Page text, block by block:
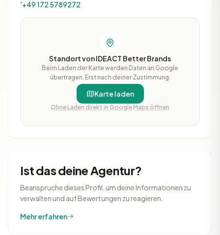
'+49 172 5789272
Standort von IDEACT Better Brands
Beim Laden der Karte werden Daten an Google
übertragen. Erst nach deiner Zustimmung.
Karte laden
Ohne Laden direkt in Google Maps öffnen
Ist das deine Agentur?
Beanspruche dieses Profil, um deine Informationen zu
verwalten und auf Bewertungen zu reagieren.
Mehr erfahren